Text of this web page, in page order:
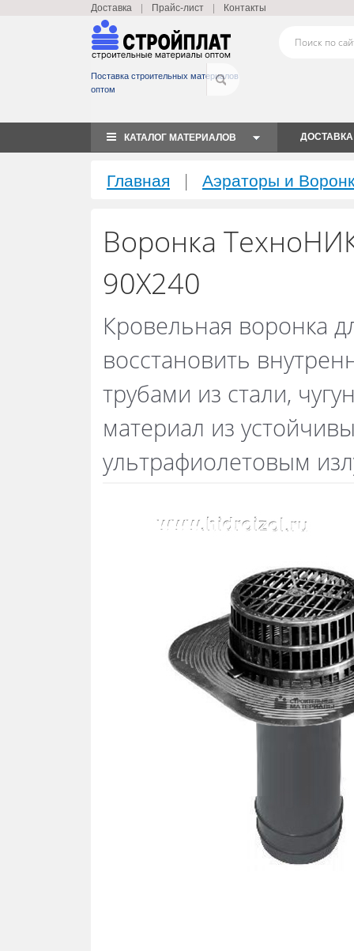
Доставка | Прайс-лист | Контакты
Поставка строительных материалов
оптом
КАТАЛОГ МАТЕРИАЛОВ ДОСТАВКА
Главная | Аэраторы и
Воронка
90Х240
Кровельная воронка
восстановить
трубами из стали,
материал из
ультрафиолетовым